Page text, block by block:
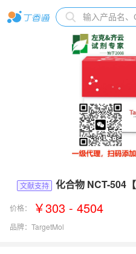
文献支持 化合物 NCT-504
价格： ￥303 - 4504
品牌： TargetMol